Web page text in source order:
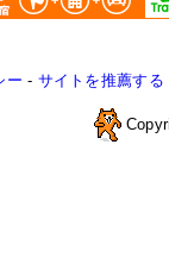
ー - サイトを推薦する